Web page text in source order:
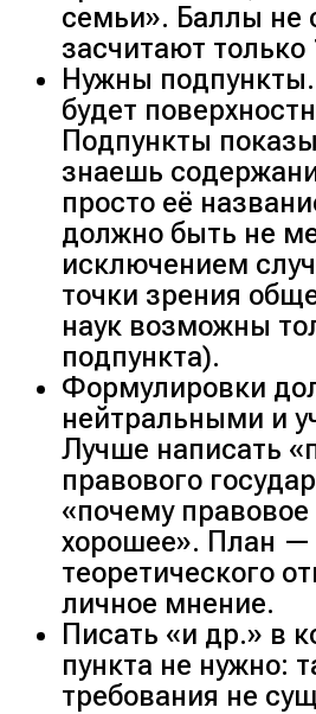
семьи». Баллы не
засчитают только
Нужны
будет
Подпункты
знаешь
просто её
должно быть не
исключением
точки зрения
наук возможны
подпункта).
Формулировки
нейтральными и
Лучше написать
правового
«почему правовое
хорошее». План —
теоретического
личное мнение.
Писать «и др.» в
пункта не нужно:
требования не